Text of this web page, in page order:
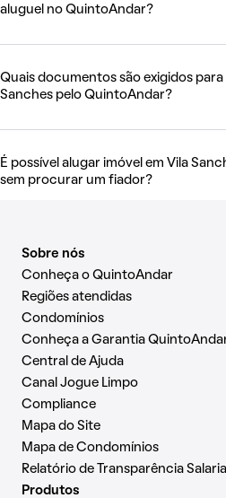
aluguel no QuintoAndar?
Quais documentos são exigidos para
Sanches pelo QuintoAndar?
É possível alugar imóvel em Vila
sem procurar um fiador?
Sobre nós
Conheça o QuintoAndar
Regiões atendidas
Condomínios
Conheça a Garantia
Central de Ajuda
Canal Jogue Limpo
Compliance
Mapa do Site
Mapa de Condomínios
Relatório de Transparência Salarial
Produtos